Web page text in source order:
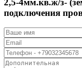
2,5-4мм.кв.ж/з-
подключения